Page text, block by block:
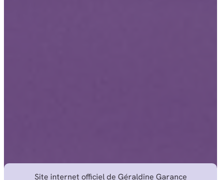
Site internet officiel de Géraldine Garance